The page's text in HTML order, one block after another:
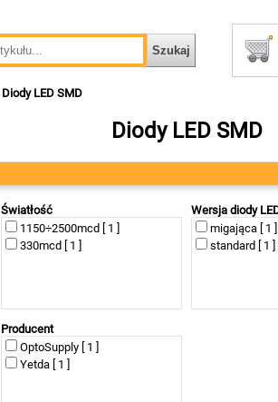
Diody LED SMD
Diody LED SMD
Światłość
1150÷2500mcd [ 1 ]
330mcd [ 1 ]
Wersja diody
migająca [ 1 ]
standard [ 1 ]
Producent
OptoSupply [ 1 ]
Yetda [ 1 ]